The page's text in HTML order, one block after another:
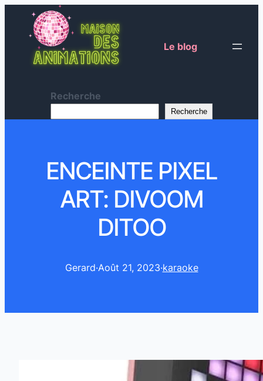
Le blog
Recherche
Recherche
ENCEINTE PIXEL
ART: DIVOOM
DITOO
Gerard·Août 21, 2023·karaoke